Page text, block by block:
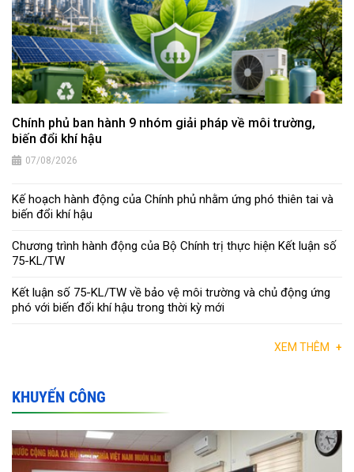
Chính phủ ban hành 9 nhóm giải pháp về môi trường,
biến đổi khí hậu
07/08/2026
Kế hoạch hành động của Chính phủ nhằm ứng phó thiên tai và
biến đổi khí hậu
Chương trình hành động của Bộ Chính trị thực hiện Kết luận số
75-KL/TW
Kết luận số 75-KL/TW về bảo vệ môi trường và chủ động ứng
phó với biến đổi khí hậu trong thời kỳ mới
XEM THÊM +
KHUYẾN CÔNG